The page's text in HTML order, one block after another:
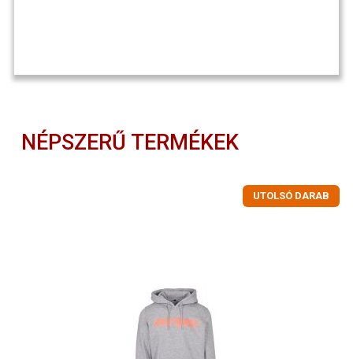
NÉPSZERŰ TERMÉKEK
UTOLSÓ DARAB